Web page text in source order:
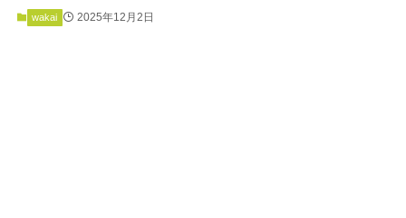
wakai 2025年12月2日